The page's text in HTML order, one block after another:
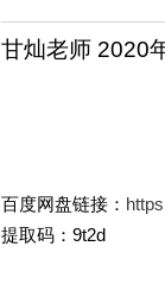
甘灿老师 2020
百度网盘链接：
提取码：9t2d